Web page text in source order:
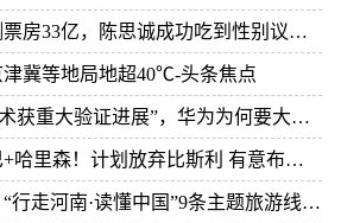
陈思诚成功吃到性别议题红利？-焦点要闻 天天观热点
冀等地局地超40℃-头条焦点
大验证进展”，华为为何要大力推动5.5G？
！计划放弃比斯利 有意布朗戈登大洛等目标
河南·读懂中国”9条主题旅游线路正式发布